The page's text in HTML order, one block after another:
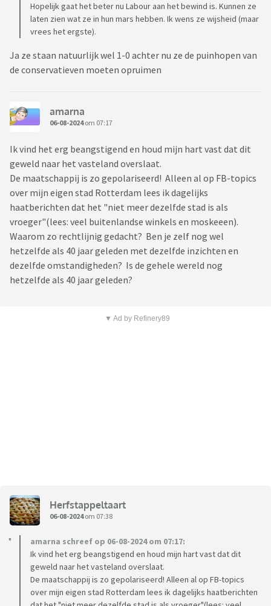
Hopelijk gaat het beter nu Labour aan het bewind is. Kunnen ze
laten zien wat ze in hun mars hebben. Ik wens ze wijsheid (maar
vrees het ergste).
Ja ze staan natuurlijk wel 1-0 achter nu ze de puinhopen van
de conservatieven moeten opruimen
amarna
06-08-2024om 07:17
Ik vind het erg beangstigend en houd mijn hart vast dat dit
geweld naar het vasteland overslaat.
De maatschappij is zo gepolariseerd! Alleen al op FB-topics
over mijn eigen stad Rotterdam lees ik dagelijks
haatberichten dat het "niet meer dezelfde stad is als
vroeger"(lees: veel buitenlandse winkels en moskeeen).
Waarom zo rechtlijnig gedacht? Ben je zelf nog wel
hetzelfde als 40 jaar geleden met dezelfde inzichten en
dezelfde omstandigheden? Is de gehele wereld nog
hetzelfde als 40 jaar geleden?
▼ Ad by Refinery89
Herfstappeltaart
06-08-2024om 07:38
amarna schreef op 06-08-2024 om 07:17:
Ik vind het erg beangstigend en houd mijn hart vast dat dit
geweld naar het vasteland overslaat.
De maatschappij is zo gepolariseerd! Alleen al op FB-topics
over mijn eigen stad Rotterdam lees ik dagelijks haatberichten